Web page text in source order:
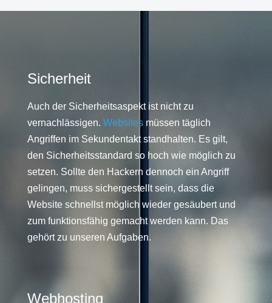
Sicherheit
Auch der Sicherheitsaspekt ist nicht zu
vernachlässigen. Websitesmüssen täglich
Angriffen im Sekundentakt standhalten. Es gilt,
den Sicherheitsstandard so hoch wie möglich zu
setzen. Sollte den Hackern dennoch ein Angriff
gelingen, muss sichergestellt sein, dass die
Website schnellst möglich wieder gesäubert und
zum funktionsfähig gemacht werden kann. Das
gehört zu unseren Aufgaben.
Webhosting